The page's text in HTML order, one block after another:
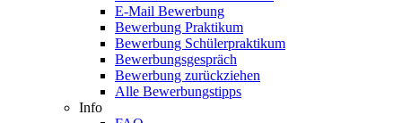
E-Mail Bewerbung
Bewerbung Praktikum
Bewerbung Schülerpraktikum
Bewerbungsgespräch
Bewerbung zurückziehen
Alle Bewerbungstipps
Info